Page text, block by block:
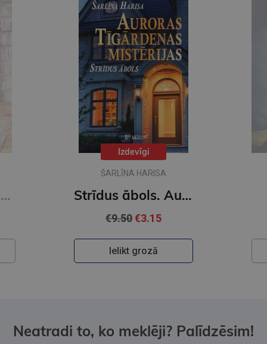
Auroras Tīgārdenas mistērijas. Slepkavība lasītāju klubā. Vakara detektīvs
Izdevīgi
ŠARLĪNA HARISA
Strīdus ābols. Auroras Tīgārdenas mistērijas
€9.50€3.15
Ielikt grozā
Neatradi to, ko meklēji? Palīdzēsim!